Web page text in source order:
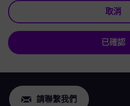
取消
已確認
請聯繫我們